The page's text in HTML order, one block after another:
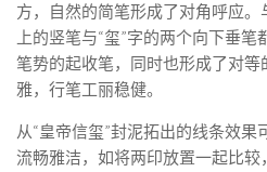
方，自然的简笔形成了对角呼应。
上的竖笔与“玺”字的两个向下垂
笔势的起收笔，同时也形成了对
雅，行笔工丽稳健。
从“皇帝信玺”封泥拓出的线条效果
流畅雅洁，如将两印放置一起比